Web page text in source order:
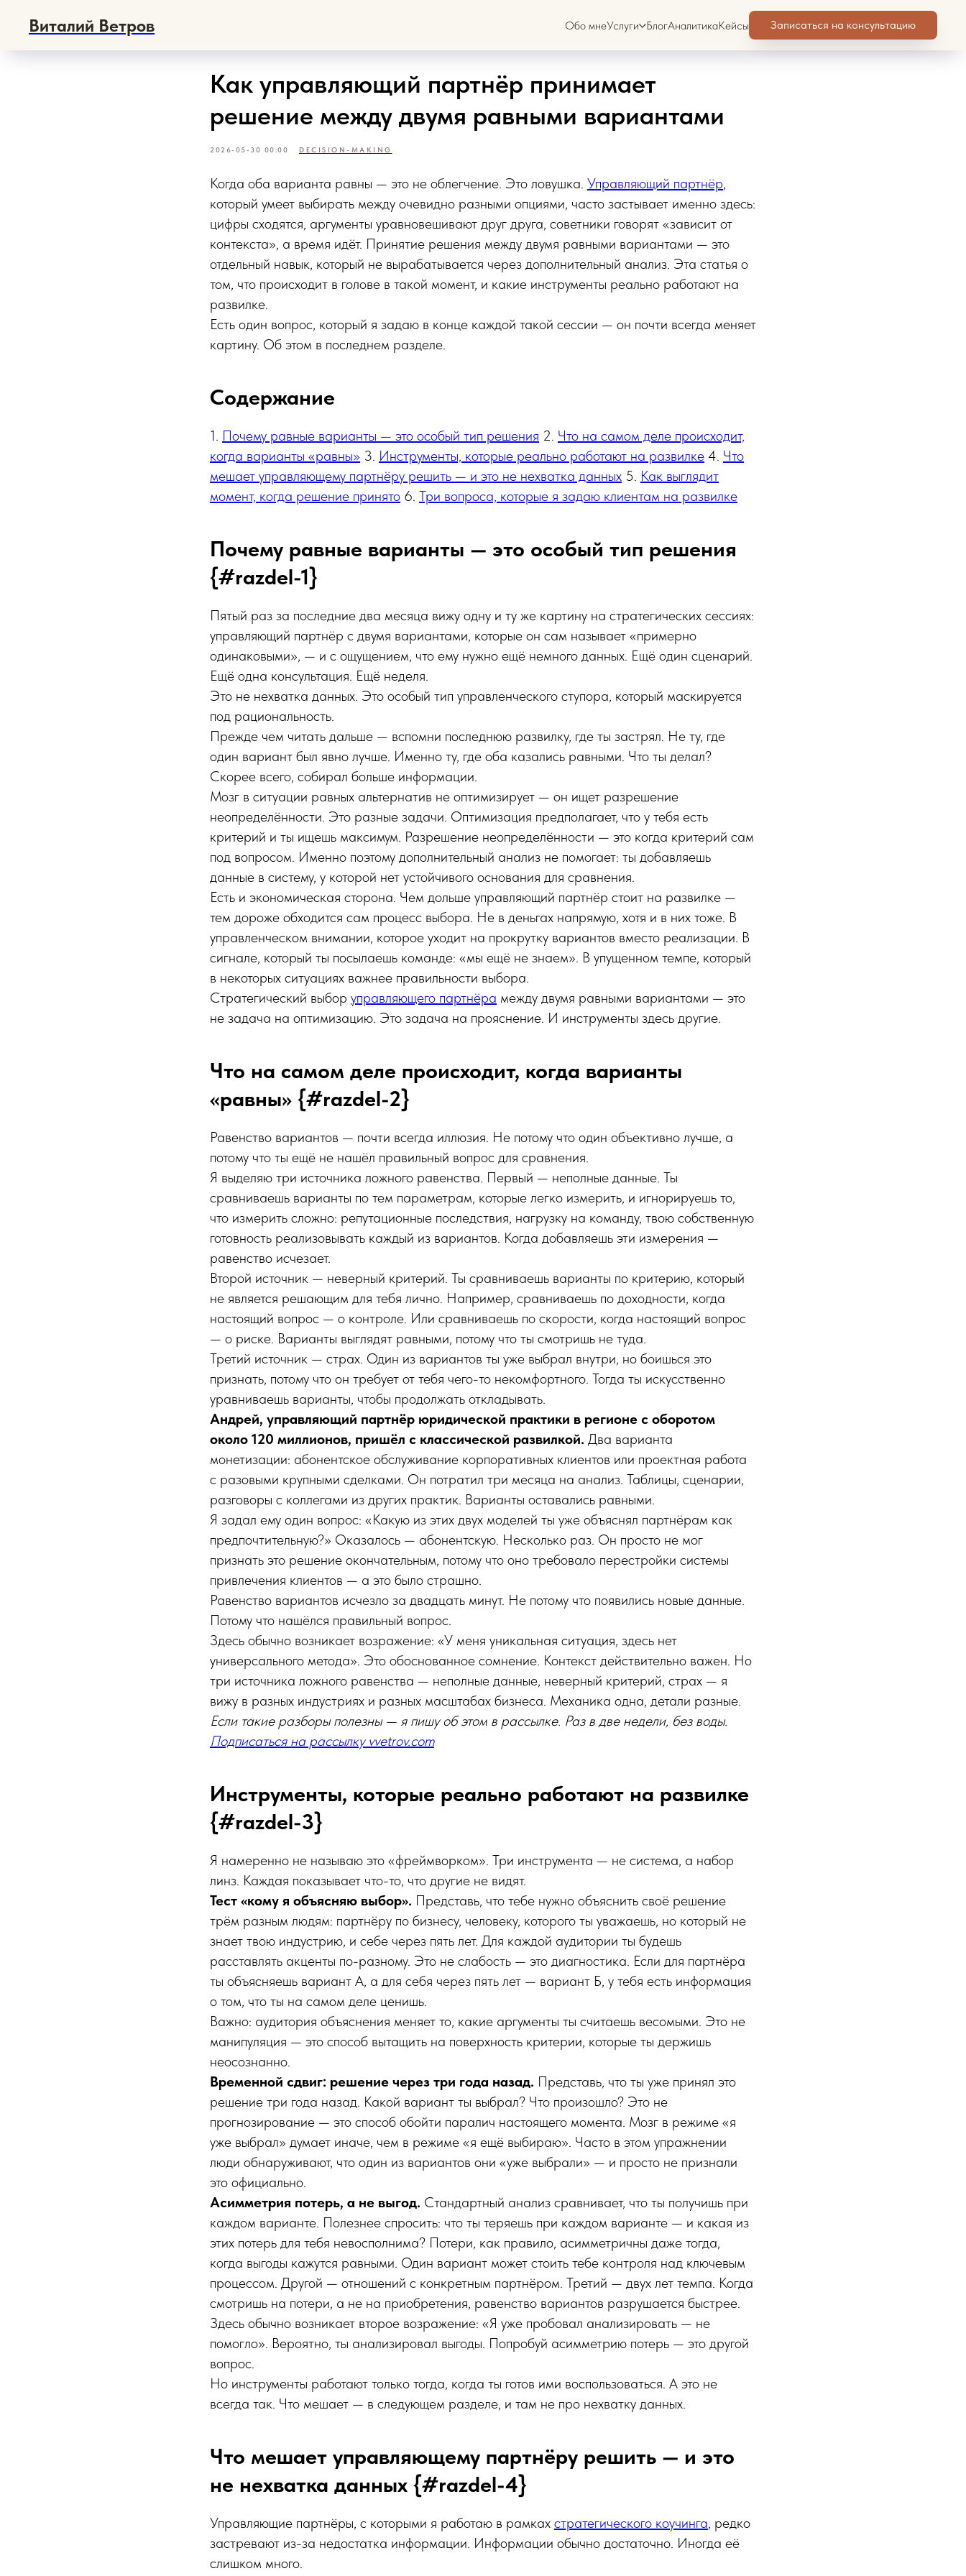
Виталий Ветров Обо мнеУслуги БлогАналитикаКейсы Записаться на консультацию
Как управляющий партнёр принимает
решение между двумя равными вариантами
2026-05-30 00:00 DECISION-MAKING
Когда оба варианта равны — это не облегчение. Это ловушка. Управляющий партнёр,
который умеет выбирать между очевидно разными опциями, часто застывает именно здесь:
цифры сходятся, аргументы уравновешивают друг друга, советники говорят «зависит от
контекста», а время идёт. Принятие решения между двумя равными вариантами — это
отдельный навык, который не вырабатывается через дополнительный анализ. Эта статья о
том, что происходит в голове в такой момент, и какие инструменты реально работают на
развилке.
Есть один вопрос, который я задаю в конце каждой такой сессии — он почти всегда меняет
картину. Об этом в последнем разделе.
Содержание
1. Почему равные варианты — это особый тип решения 2. Что на самом деле происходит,
когда варианты «равны» 3. Инструменты, которые реально работают на развилке 4. Что
мешает управляющему партнёру решить — и это не нехватка данных 5. Как выглядит
момент, когда решение принято 6. Три вопроса, которые я задаю клиентам на развилке
Почему равные варианты — это особый тип решения
{#razdel-1}
Пятый раз за последние два месяца вижу одну и ту же картину на стратегических сессиях:
управляющий партнёр с двумя вариантами, которые он сам называет «примерно
одинаковыми», — и с ощущением, что ему нужно ещё немного данных. Ещё один сценарий.
Ещё одна консультация. Ещё неделя.
Это не нехватка данных. Это особый тип управленческого ступора, который маскируется
под рациональность.
Прежде чем читать дальше — вспомни последнюю развилку, где ты застрял. Не ту, где
один вариант был явно лучше. Именно ту, где оба казались равными. Что ты делал?
Скорее всего, собирал больше информации.
Мозг в ситуации равных альтернатив не оптимизирует — он ищет разрешение
неопределённости. Это разные задачи. Оптимизация предполагает, что у тебя есть
критерий и ты ищешь максимум. Разрешение неопределённости — это когда критерий сам
под вопросом. Именно поэтому дополнительный анализ не помогает: ты добавляешь
данные в систему, у которой нет устойчивого основания для сравнения.
Есть и экономическая сторона. Чем дольше управляющий партнёр стоит на развилке —
тем дороже обходится сам процесс выбора. Не в деньгах напрямую, хотя и в них тоже. В
управленческом внимании, которое уходит на прокрутку вариантов вместо реализации. В
сигнале, который ты посылаешь команде: «мы ещё не знаем». В упущенном темпе, который
в некоторых ситуациях важнее правильности выбора.
Стратегический выбор управляющего партнёра между двумя равными вариантами — это
не задача на оптимизацию. Это задача на прояснение. И инструменты здесь другие.
Что на самом деле происходит, когда варианты
«равны» {#razdel-2}
Равенство вариантов — почти всегда иллюзия. Не потому что один объективно лучше, а
потому что ты ещё не нашёл правильный вопрос для сравнения.
Я выделяю три источника ложного равенства. Первый — неполные данные. Ты
сравниваешь варианты по тем параметрам, которые легко измерить, и игнорируешь то,
что измерить сложно: репутационные последствия, нагрузку на команду, твою собственную
готовность реализовывать каждый из вариантов. Когда добавляешь эти измерения —
равенство исчезает.
Второй источник — неверный критерий. Ты сравниваешь варианты по критерию, который
не является решающим для тебя лично. Например, сравниваешь по доходности, когда
настоящий вопрос — о контроле. Или сравниваешь по скорости, когда настоящий вопрос
— о риске. Варианты выглядят равными, потому что ты смотришь не туда.
Третий источник — страх. Один из вариантов ты уже выбрал внутри, но боишься это
признать, потому что он требует от тебя чего-то некомфортного. Тогда ты искусственно
уравниваешь варианты, чтобы продолжать откладывать.
Андрей, управляющий партнёр юридической практики в регионе с оборотом
около 120 миллионов, пришёл с классической развилкой. Два варианта
монетизации: абонентское обслуживание корпоративных клиентов или проектная работа
с разовыми крупными сделками. Он потратил три месяца на анализ. Таблицы, сценарии,
разговоры с коллегами из других практик. Варианты оставались равными.
Я задал ему один вопрос: «Какую из этих двух моделей ты уже объяснял партнёрам как
предпочтительную?» Оказалось — абонентскую. Несколько раз. Он просто не мог
признать это решение окончательным, потому что оно требовало перестройки системы
привлечения клиентов — а это было страшно.
Равенство вариантов исчезло за двадцать минут. Не потому что появились новые данные.
Потому что нашёлся правильный вопрос.
Здесь обычно возникает возражение: «У меня уникальная ситуация, здесь нет
универсального метода». Это обоснованное сомнение. Контекст действительно важен. Но
три источника ложного равенства — неполные данные, неверный критерий, страх — я
вижу в разных индустриях и разных масштабах бизнеса. Механика одна, детали разные.
Если такие разборы полезны — я пишу об этом в рассылке. Раз в две недели, без воды.
Подписаться на рассылку vvetrov.com
Инструменты, которые реально работают на развилке
{#razdel-3}
Я намеренно не называю это «фреймворком». Три инструмента — не система, а набор
линз. Каждая показывает что-то, что другие не видят.
Тест «кому я объясняю выбор». Представь, что тебе нужно объяснить своё решение
трём разным людям: партнёру по бизнесу, человеку, которого ты уважаешь, но который не
знает твою индустрию, и себе через пять лет. Для каждой аудитории ты будешь
расставлять акценты по-разному. Это не слабость — это диагностика. Если для партнёра
ты объясняешь вариант А, а для себя через пять лет — вариант Б, у тебя есть информация
о том, что ты на самом деле ценишь.
Важно: аудитория объяснения меняет то, какие аргументы ты считаешь весомыми. Это не
манипуляция — это способ вытащить на поверхность критерии, которые ты держишь
неосознанно.
Временной сдвиг: решение через три года назад. Представь, что ты уже принял это
решение три года назад. Какой вариант ты выбрал? Что произошло? Это не
прогнозирование — это способ обойти паралич настоящего момента. Мозг в режиме «я
уже выбрал» думает иначе, чем в режиме «я ещё выбираю». Часто в этом упражнении
люди обнаруживают, что один из вариантов они «уже выбрали» — и просто не признали
это официально.
Асимметрия потерь, а не выгод. Стандартный анализ сравнивает, что ты получишь при
каждом варианте. Полезнее спросить: что ты теряешь при каждом варианте — и какая из
этих потерь для тебя невосполнима? Потери, как правило, асимметричны даже тогда,
когда выгоды кажутся равными. Один вариант может стоить тебе контроля над ключевым
процессом. Другой — отношений с конкретным партнёром. Третий — двух лет темпа. Когда
смотришь на потери, а не на приобретения, равенство вариантов разрушается быстрее.
Здесь обычно возникает второе возражение: «Я уже пробовал анализировать — не
помогло». Вероятно, ты анализировал выгоды. Попробуй асимметрию потерь — это другой
вопрос.
Но инструменты работают только тогда, когда ты готов ими воспользоваться. А это не
всегда так. Что мешает — в следующем разделе, и там не про нехватку данных.
Что мешает управляющему партнёру решить — и это
не нехватка данных {#razdel-4}
Управляющие партнёры, с которыми я работаю в рамках стратегического коучинга, редко
застревают из-за недостатка информации. Информации обычно достаточно. Иногда её
слишком много.